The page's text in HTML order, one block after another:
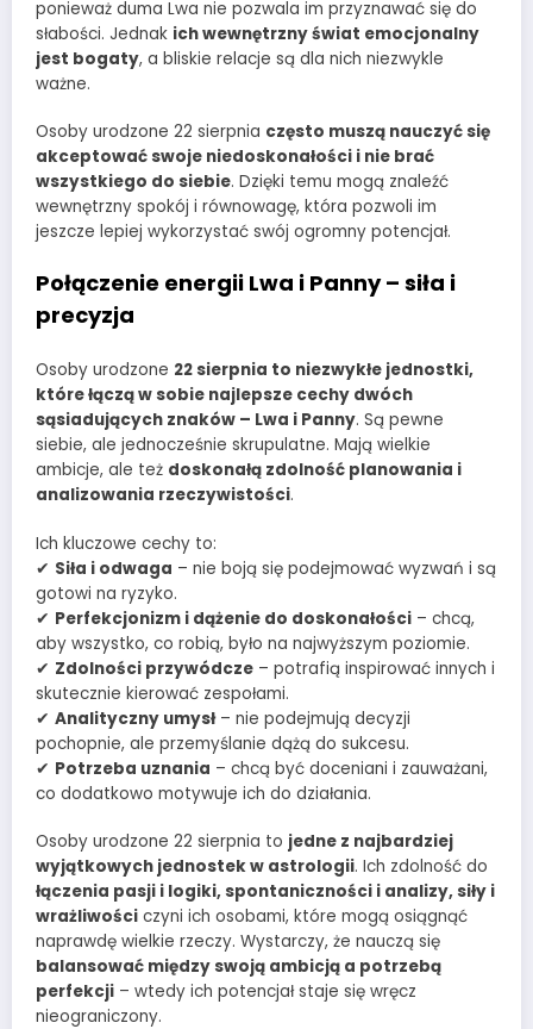
ponieważ duma Lwa nie pozwala im przyznawać się do
słabości. Jednak ich wewnętrzny świat emocjonalny
jest bogaty, a bliskie relacje są dla nich niezwykle
ważne.
Osoby urodzone 22 sierpnia często muszą nauczyć się
akceptować swoje niedoskonałości i nie brać
wszystkiego do siebie. Dzięki temu mogą znaleźć
wewnętrzny spokój i równowagę, która pozwoli im
jeszcze lepiej wykorzystać swój ogromny potencjał.
Połączenie energii Lwa i Panny – siła i
precyzja
Osoby urodzone 22 sierpnia to niezwykłe jednostki,
które łączą w sobie najlepsze cechy dwóch
sąsiadujących znaków – Lwa i Panny. Są pewne
siebie, ale jednocześnie skrupulatne. Mają wielkie
ambicje, ale też doskonałą zdolność planowania i
analizowania rzeczywistości.
Ich kluczowe cechy to:
✔ Siła i odwaga – nie boją się podejmować wyzwań i są
gotowi na ryzyko.
✔ Perfekcjonizm i dążenie do doskonałości – chcą,
aby wszystko, co robią, było na najwyższym poziomie.
✔ Zdolności przywódcze – potrafią inspirować innych i
skutecznie kierować zespołami.
✔ Analityczny umysł– nie podejmują decyzji
pochopnie, ale przemyślanie dążą do sukcesu.
✔ Potrzeba uznania – chcą być doceniani i zauważani,
co dodatkowo motywuje ich do działania.
Osoby urodzone 22 sierpnia to jedne z najbardziej
wyjątkowych jednostek w astrologii. Ich zdolność do
łączenia pasji i logiki, spontaniczności i analizy, siły i
wrażliwości czyni ich osobami, które mogą osiągnąć
naprawdę wielkie rzeczy. Wystarczy, że nauczą się
balansować między swoją ambicją a potrzebą
perfekcji – wtedy ich potencjał staje się wręcz
nieograniczony.